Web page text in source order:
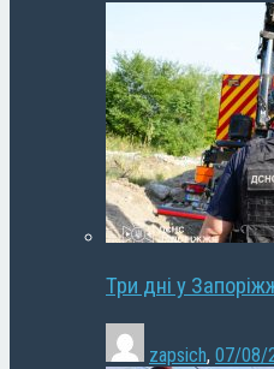
Три дні у
zapsich, 07/08/